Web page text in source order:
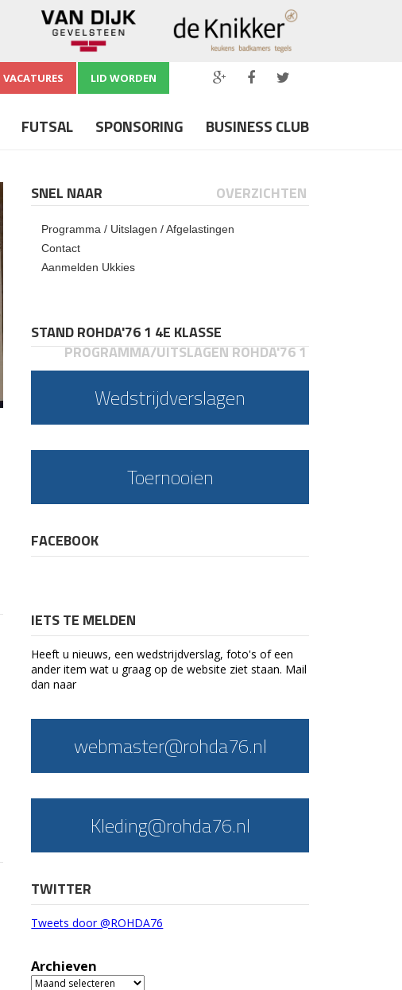
VACATURES LID WORDEN
FUTSAL SPONSORING BUSINESS CLUB
SNEL NAAR OVERZICHTEN
Programma / Uitslagen / Afgelastingen
Contact
Aanmelden Ukkies
STAND ROHDA'76 1 4E KLASSE
PROGRAMMA/UITSLAGEN ROHDA'76 1
Wedstrijdverslagen
Toernooien
FACEBOOK
IETS TE MELDEN
Heeft u nieuws, een wedstrijdverslag, foto's of een
ander item wat u graag op de website ziet staan. Mail
dan naar
webmaster@rohda76.nl
Kleding@rohda76.nl
TWITTER
Tweets door @ROHDA76
Archieven
Archieven